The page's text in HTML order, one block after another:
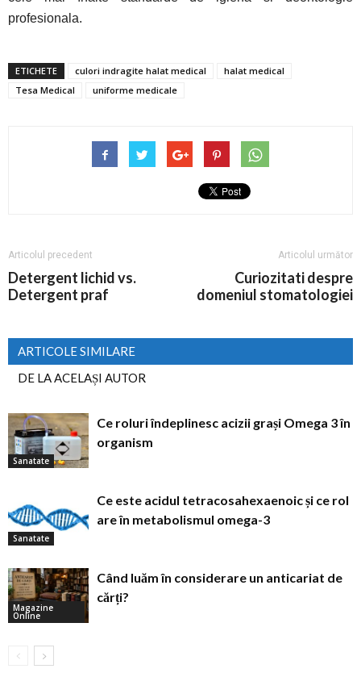
profesionala.
ETICHETE culori indragite halat medical
halat medical
Tesa Medical
uniforme medicale
Articolul precedent
Detergent lichid vs.
Detergent praf
Articolul următor
Curiozitati despre
domeniul stomatologiei
ARTICOLE SIMILARE
DE LA ACELAȘI AUTOR
Sanatate
Ce roluri îndeplinesc acizii grași Omega 3 în
organism
Sanatate
Ce este acidul tetracosahexaenoic și ce rol
are în metabolismul omega-3
Magazine
Online
Când luăm în considerare un anticariat de
cărți?